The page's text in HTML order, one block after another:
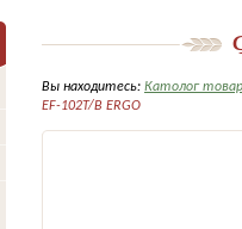
Вы находитесь: Католог
EF-102T/В ERGO